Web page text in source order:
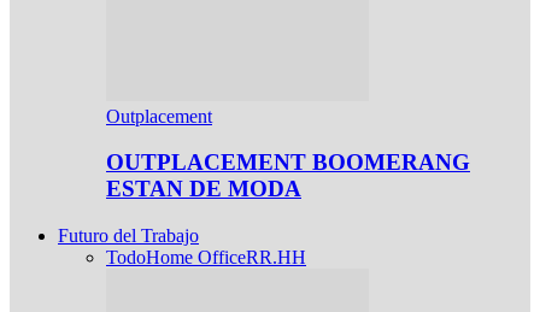
Outplacement
OUTPLACEMENT BOOMERANG
ESTAN DE MODA
Futuro del Trabajo
TodoHome OfficeRR.HH